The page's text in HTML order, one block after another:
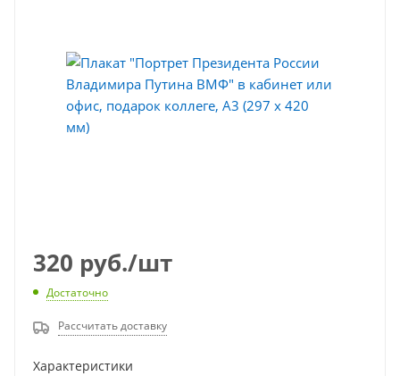
320 руб./шт
Достаточно
Рассчитать доставку
Характеристики